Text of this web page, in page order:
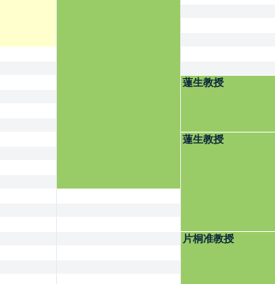
蓮生教授
蓮生教授
片桐准教授